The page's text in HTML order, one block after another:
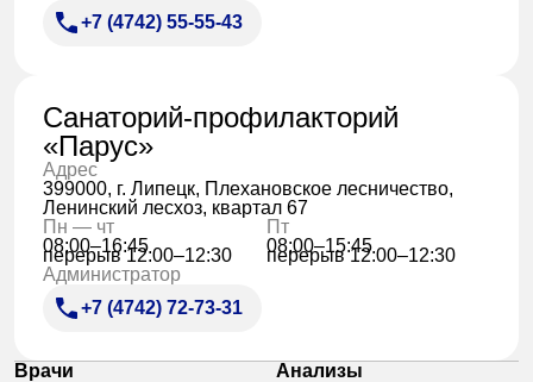
+7 (4742) 55-55-43
Санаторий-профилакторий
«Парус»
Адрес
399000, г. Липецк, Плехановское лесничество,
Ленинский лесхоз, квартал 67
Пн — чт
08:00–16:45
перерыв 12:00–12:30
Пт
08:00–15:45
перерыв 12:00–12:30
Администратор
+7 (4742) 72-73-31
Врачи
Анализы